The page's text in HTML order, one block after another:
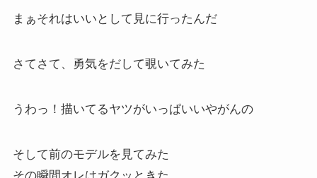
まぁそれはいいとして見に行ったんだ
さてさて、勇気をだして覗いてみた
うわっ！描いてるヤツがいっぱいいやがんの
そして前のモデルを見てみた